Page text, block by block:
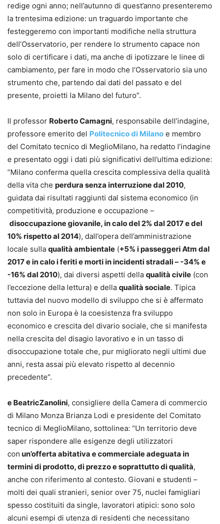
redige ogni anno; nell’autunno di quest’anno presenteremo
la trentesima edizione: un traguardo importante che
festeggeremo con importanti modifiche nella struttura
dell’Osservatorio, per rendere lo strumento capace non
solo di certificare i dati, ma anche di ipotizzare le linee di
cambiamento, per fare in modo che l’Osservatorio sia uno
strumento che, partendo dai dati del passato e del
presente, proietti la Milano del futuro”.
Il professor Roberto Camagni, responsabile dell’indagine,
professore emerito del Politecnico di Milano e membro
del Comitato tecnico di MeglioMilano, ha redatto l’indagine
e presentato oggi i dati più significativi dell’ultima edizione:
“Milano conferma quella crescita complessiva della qualità
della vita che perdura senza interruzione dal 2010,
guidata dai risultati raggiunti dal sistema economico (in
competitività, produzione e occupazione –
disoccupazione giovanile, in calo del 2% dal 2017 e del
10% rispetto al 2014), dall’opera dell’amministrazione
locale sulla qualità ambientale (+5% i passeggeri Atm dal
2017 e in calo i feriti e morti in incidenti stradali – -34% e
-16% dal 2010), dai diversi aspetti della qualità civile (con
l’eccezione della lettura) e della qualità sociale. Tipica
tuttavia del nuovo modello di sviluppo che si è affermato
non solo in Europa è la coesistenza fra sviluppo
economico e crescita del divario sociale, che si manifesta
nella crescita del disagio lavorativo e in un tasso di
disoccupazione totale che, pur migliorato negli ultimi due
anni, resta assai più elevato rispetto al decennio
precedente”.
e BeatricZanolini, consigliere della Camera di commercio
di Milano Monza Brianza Lodi e presidente del Comitato
tecnico di MeglioMilano, sottolinea: “Un territorio deve
saper rispondere alle esigenze degli utilizzatori
con un’offerta abitativa e commerciale adeguata in
termini di prodotto, di prezzo e soprattutto di qualità,
anche con riferimento al contesto. Giovani e studenti –
molti dei quali stranieri, senior over 75, nuclei famigliari
spesso costituiti da single, lavoratori atipici: sono solo
alcuni esempi di utenza di residenti che necessitano